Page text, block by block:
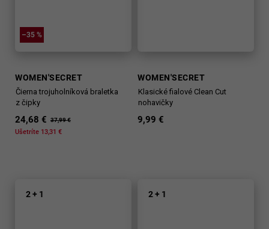
–35 %
WOMEN'SECRET
Čierna trojuholníková braletka
z čipky
24,68 € 37,99 €
Ušetríte 13,31 €
WOMEN'SECRET
Klasické fialové Clean Cut
nohavičky
9,99 €
2 + 1 2 + 1